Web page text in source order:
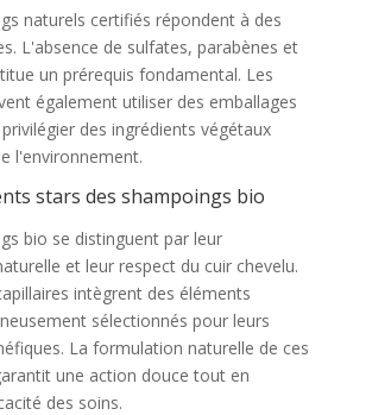
naturels certifiés répondent à des
L'absence de sulfates, parabènes et
un prérequis fondamental. Les
également utiliser des emballages
des ingrédients végétaux
l'environnement.
stars des shampoings bio
bio se distinguent par leur
et leur respect du cuir chevelu.
intègrent des éléments
sélectionnés pour leurs
La formulation naturelle de ces
une action douce tout en
des soins.